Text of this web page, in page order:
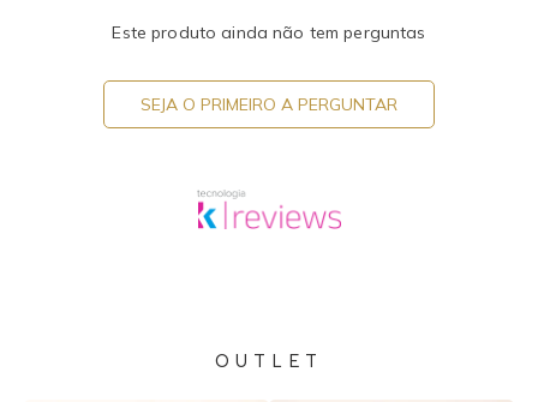
Este produto ainda não tem perguntas
SEJA O PRIMEIRO A PERGUNTAR
OUTLET